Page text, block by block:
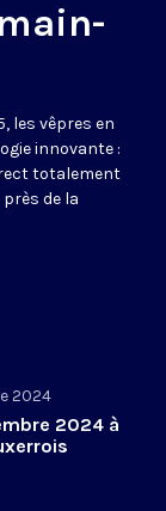
les vêpres en
innovante :
totalement
de la
2024
2024 à